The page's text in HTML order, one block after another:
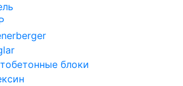
блоки